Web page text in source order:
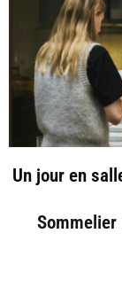
Un jour en
Sommelier